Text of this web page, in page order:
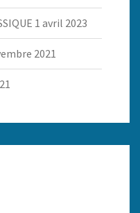
1 avril 2023
2021